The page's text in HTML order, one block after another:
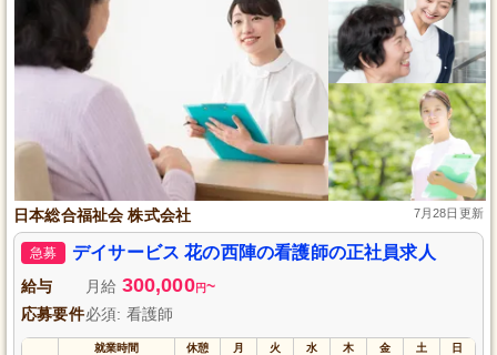
日本総合福祉会 株式会社 7月28日更新
急募 デイサービス 花の西陣の看護師の正社員求人
給与 月給 300,000円~
応募要件必須: 看護師
就業時間 休憩 月 火 水 木 金 土 日